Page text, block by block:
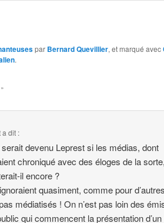
par Bernard Quevillier, et marqué avec
.
a dit :
devenu Leprest si les médias, dont
chroniqué avec des éloges de la sorte,
il encore ?
quasiment, comme pour d’autres
médiatisés ! On n’est pas loin des
qui commencent la présentation